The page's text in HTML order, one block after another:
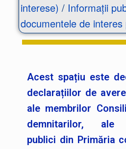
interese) / Informații
documentele de interes
Acest spațiu este
declarațiilor de
ale membrilor
demnitarilor, ale
publici din Primăria